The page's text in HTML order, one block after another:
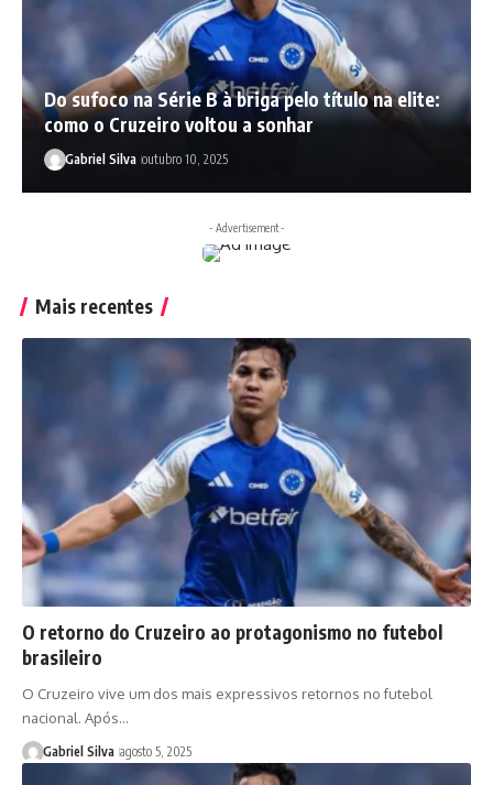
Do sufoco na Série B à briga pelo título na elite:
como o Cruzeiro voltou a sonhar
Gabriel Silva outubro 10, 2025
- Advertisement -
Mais recentes
O retorno do Cruzeiro ao protagonismo no futebol
brasileiro
O Cruzeiro vive um dos mais expressivos retornos no futebol
nacional. Após…
Gabriel Silva agosto 5, 2025